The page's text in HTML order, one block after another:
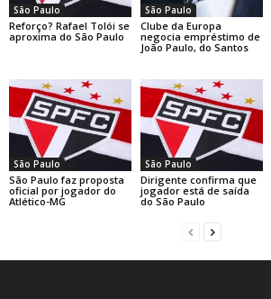
São Paulo
Reforço? Rafael Tolói se
aproxima do São Paulo
São Paulo
Clube da Europa
negocia empréstimo de
João Paulo, do Santos
São Paulo
São Paulo faz proposta
oficial por jogador do
Atlético-MG
São Paulo
Dirigente confirma que
jogador está de saída
do São Paulo